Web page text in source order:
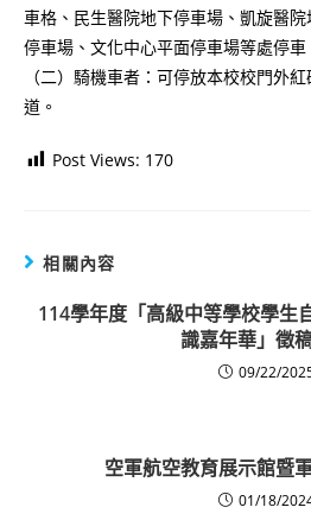
車格、民生醫院地下停車場、凱旋醫
停車場、文化中心平面停車場等處停車
（二）騎機車者：可停放本校校門外
道。
Post Views: 170
相關內容
114學年度「高級中等學校學生
識嘉年華」徵
09/22/
空軍航空教育展示館暨
01/18/